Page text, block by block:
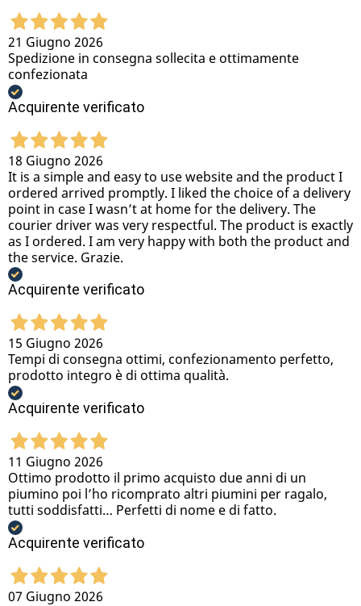
21 Giugno 2026
Spedizione in consegna sollecita e ottimamente
confezionata
Acquirente verificato
18 Giugno 2026
It is a simple and easy to use website and the product I
ordered arrived promptly. I liked the choice of a delivery
point in case I wasn’t at home for the delivery. The
courier driver was very respectful. The product is exactly
as I ordered. I am very happy with both the product and
the service. Grazie.
Acquirente verificato
15 Giugno 2026
Tempi di consegna ottimi, confezionamento perfetto,
prodotto integro è di ottima qualità.
Acquirente verificato
11 Giugno 2026
Ottimo prodotto il primo acquisto due anni di un
piumino poi l’ho ricomprato altri piumini per ragalo,
tutti soddisfatti… Perfetti di nome e di fatto.
Acquirente verificato
07 Giugno 2026